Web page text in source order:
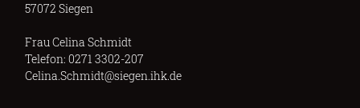
57072 Siegen
Frau Celina Schmidt
Telefon: 0271 3302-207
Celina.Schmidt@siegen.ihk.de